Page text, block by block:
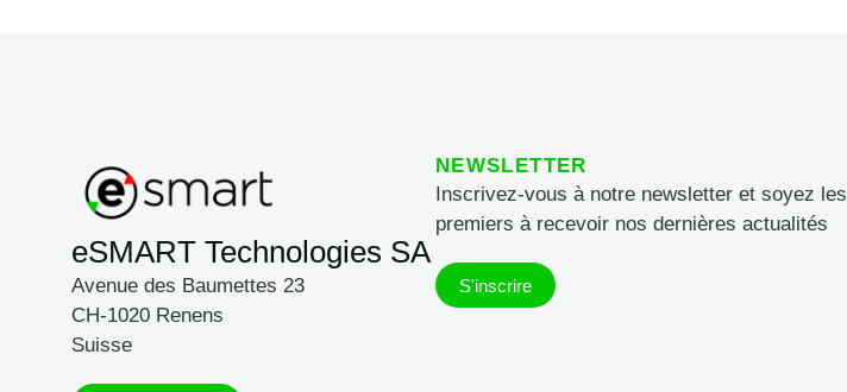
eSMART Technologies SA
Avenue des Baumettes 23
CH-1020 Renens
Suisse
NEWSLETTER
Inscrivez-vous à notre newsletter et soyez les
premiers à recevoir nos dernières actualités
S'inscrire